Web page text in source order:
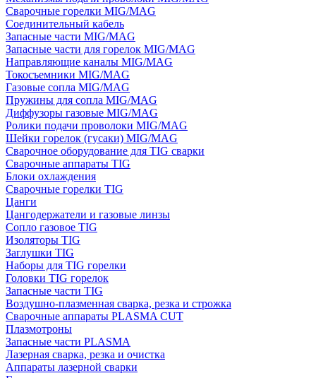
Сварочные горелки MIG/MAG
Соединительный кабель
Запасные части MIG/MAG
Запасные части для горелок MIG/MAG
Направляющие каналы MIG/MAG
Токосъемники MIG/MAG
Газовые сопла MIG/MAG
Пружины для сопла MIG/MAG
Диффузоры газовые MIG/MAG
Ролики подачи проволоки MIG/MAG
Шейки горелок (гусаки) MIG/MAG
Сварочное оборудование для TIG сварки
Сварочные аппараты TIG
Блоки охлаждения
Сварочные горелки TIG
Цанги
Цангодержатели и газовые линзы
Сопло газовое TIG
Изоляторы TIG
Заглушки TIG
Наборы для TIG горелки
Головки TIG горелок
Запасные части TIG
Воздушно-плазменная сварка, резка и строжка
Сварочные аппараты PLASMA CUT
Плазмотроны
Запасные части PLASMA
Лазерная сварка, резка и очистка
Аппараты лазерной сварки